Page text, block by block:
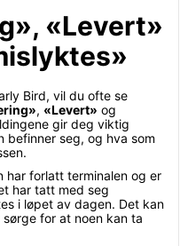
«Levert»
Bird, vil du ofte se
, «Levert» og
gir deg viktig
befinner seg, og hva som
har forlatt terminalen og er
har tatt med seg
i løpet av dagen. Det kan
for at noen kan ta